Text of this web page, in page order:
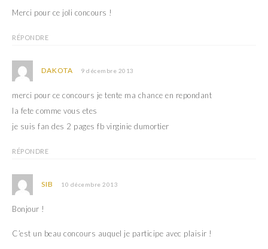
Merci pour ce joli concours !
RÉPONDRE
DAKOTA 9 décembre 2013
merci pour ce concours je tente ma chance en repondant
la fete comme vous etes
je suis fan des 2 pages fb virginie dumortier
RÉPONDRE
SIB 10 décembre 2013
Bonjour !
C’est un beau concours auquel je participe avec plaisir !